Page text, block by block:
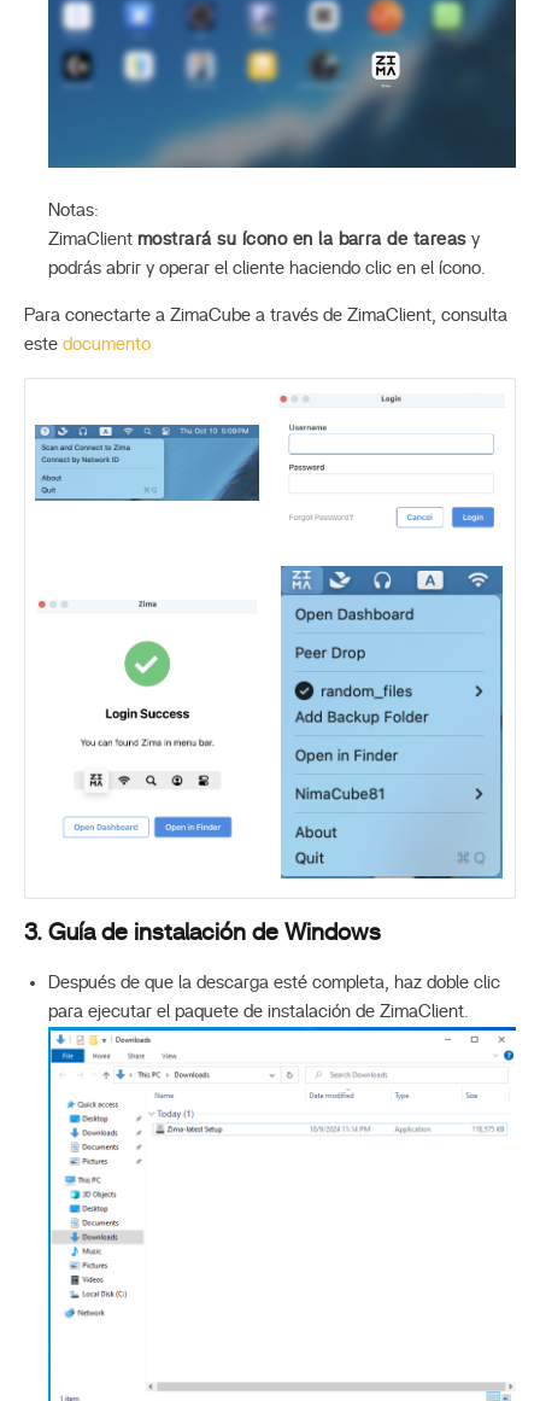
Notas:
ZimaClient mostrará su ícono en la barra de tareasy
podrás abrir y operar el cliente haciendo clic en el ícono.
Para conectarte a ZimaCube a través de ZimaClient, consulta
este documento
3. Guía de instalación de Windows
Después de que la descarga esté completa, haz doble clic
para ejecutar el paquete de instalación de ZimaClient.